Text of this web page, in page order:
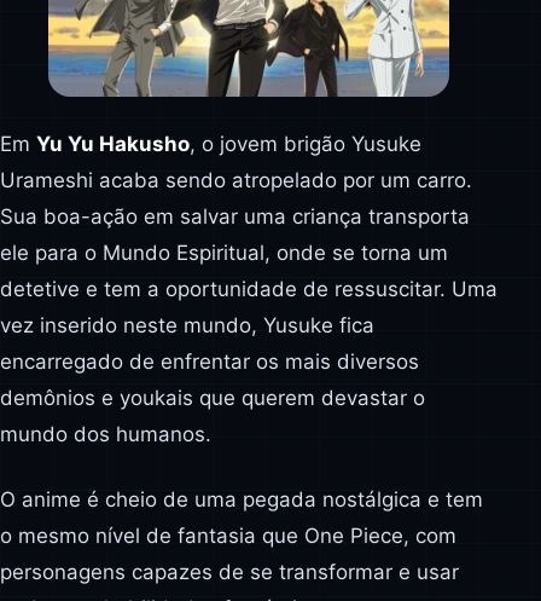
Em Yu Yu Hakusho, o jovem brigão Yusuke
Urameshi acaba sendo atropelado por um carro.
Sua boa-ação em salvar uma criança transporta
ele para o Mundo Espiritual, onde se torna um
detetive e tem a oportunidade de ressuscitar. Uma
vez inserido neste mundo, Yusuke fica
encarregado de enfrentar os mais diversos
demônios e youkais que querem devastar o
mundo dos humanos.
O anime é cheio de uma pegada nostálgica e tem
o mesmo nível de fantasia que One Piece, com
personagens capazes de se transformar e usar